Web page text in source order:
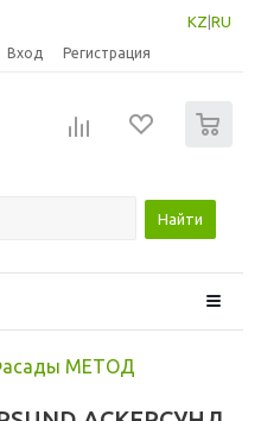
KZ RU
Вход Регистрация
Найти
МЕТОД